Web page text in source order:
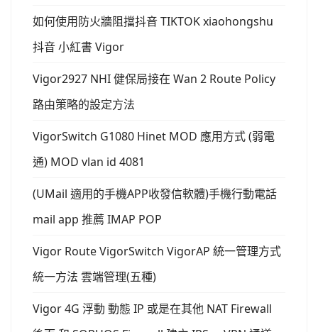
如何使用防火牆阻擋抖音 TIKTOK xiaohongshu
抖音 小紅書 Vigor
Vigor2927 NHI 健保局接在 Wan 2 Route Policy
路由策略的設定方法
VigorSwitch G1080 Hinet MOD 應用方式 (弱電
通) MOD vlan id 4081
(UMail 適用的手機APP收發信軟體)手機行動電話
mail app 推薦 IMAP POP
Vigor Route VigorSwitch VigorAP 統一管理方式
統一方法 雲端管理(五種)
Vigor 4G 浮動 動態 IP 或是在其他 NAT Firewall